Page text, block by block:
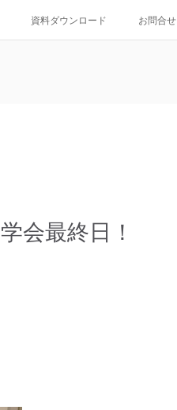
資料ダウンロード お問合せ
会最終日！